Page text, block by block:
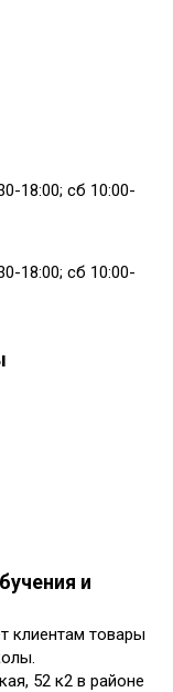
18:00; сб 10:00-
18:00; сб 10:00-
и
клиентам товары
52 к2 в районе